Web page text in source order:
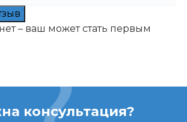
– ваш может стать первым
консультация?